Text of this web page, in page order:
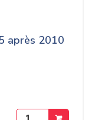
après 2010